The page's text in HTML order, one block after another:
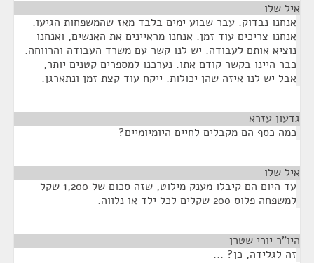
איל שלו
אנחנו נבדוק. עבר שבוע ימים בלבד מאז שהמשפחות הגיעו.
אנחנו צריכים עוד זמן. אנחנו מראיינים את האנשים, ואנחנו
נוציא אותם לעבודה. יש לנו קשר עם משרד העבודה והרווחה.
כבר היינו בקשר קודם אתו. נערכנו למספרים קטנים יותר,
אבל יש לנו איזה שהן יכולות. ייקח עוד קצת זמן ונתארגן.
גדעון עזרא
כמה כסף הם מקבלים לחיים היומיומיים?
איל שלו
עד היום הם קיבלו מענק מילוט, שזה סכום של 1,200 שקל
למשפחה פלוס 200 שקלים לכל ילד או נלווה.
היו"ר יורי שטרן
זה לגלידה, כן? ...